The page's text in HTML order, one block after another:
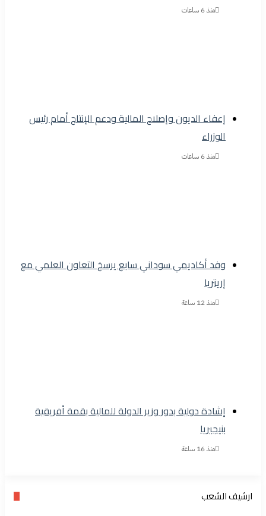
منذ 6 ساعات
إعفاء الديون وإصلاح المالية ودعم الإنتاج أمام رئيس
الوزراء
منذ 6 ساعات
وفد أكاديمي سوداني سابع يرسخ التعاون العلمي مع
إريتريا
منذ 12 ساعة
إشادة دولية بدور وزير الدولة للمالية بقمة أفريقية
بنيجيريا
منذ 16 ساعة
ارشيف الشعب